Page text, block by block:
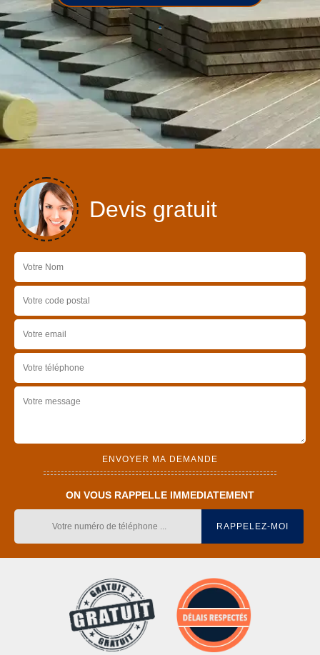
Devis gratuit
ON VOUS RAPPELLE IMMEDIATEMENT